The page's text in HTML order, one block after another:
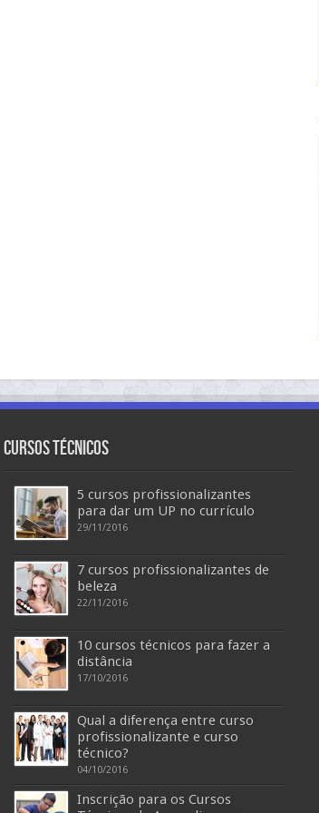
Cursos Técnicos
5 cursos profissionalizantes
para dar um UP no currículo
29/11/2016
7 cursos profissionalizantes de
beleza
22/11/2016
10 cursos técnicos para fazer a
distância
17/10/2016
Qual a diferença entre curso
profissionalizante e curso
técnico?
04/10/2016
Inscrição para os Cursos